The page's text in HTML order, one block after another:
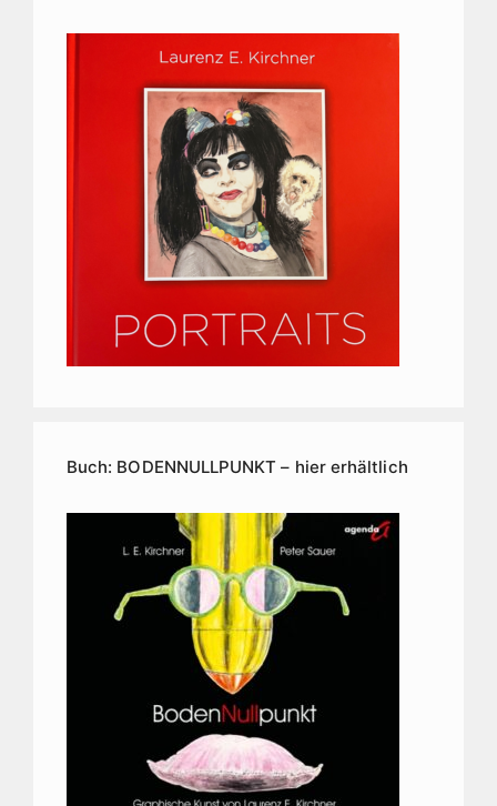
Buch: BODENNULLPUNKT – hier erhältlich